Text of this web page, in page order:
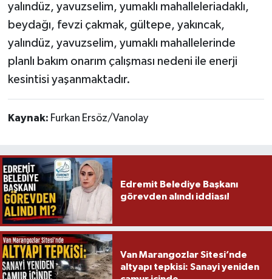
yalındüz, yavuzselim, yumaklı mahalleleriadaklı,
beydağı, fevzi çakmak, gültepe, yakıncak,
yalındüz, yavuzselim, yumaklı mahallelerinde
planlı bakım onarım çalışması nedeni ile enerji
kesintisi yaşanmaktadır.
Kaynak: Furkan Ersöz/Vanolay
Edremit Belediye Başkanı
görevden alındı iddiası!
Van Marangozlar Sitesi’nde
altyapı tepkisi: Sanayi yeniden